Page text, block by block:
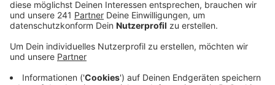
Statistik hat dazu eine neue interaktive Karte
online gestellt.
Veröffentlicht: Dienstag, 28.06.2022 14:38
Anzeige